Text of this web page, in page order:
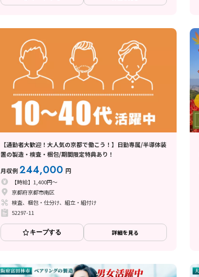
【通勤者大歓迎！大人気の京都で働こう！】日勤専属/半導体装
置の製造・検査・梱包/期間限定特典あり！
月収例244,000 円
【時給】1,400円～
京都府京都市南区
検査、梱包・仕分け、組立・組付け
52297-11
キープする 詳細を見る